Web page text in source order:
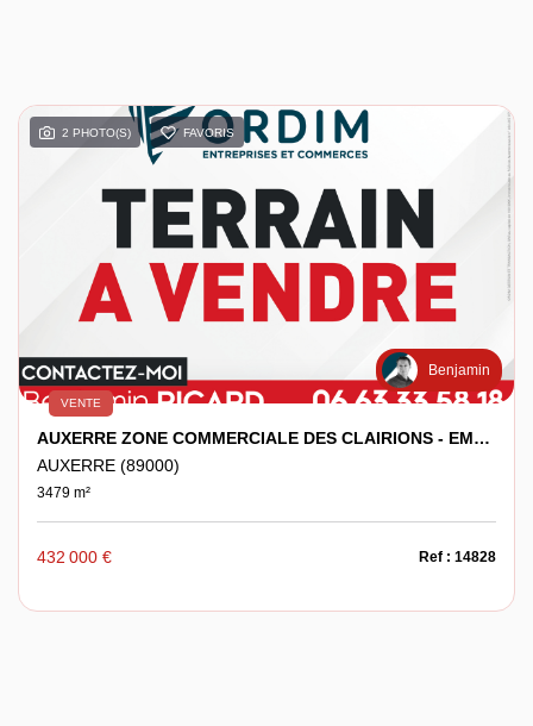
2 PHOTO(S) FAVORIS
Benjamin
VENTE
AUXERRE ZONE COMMERCIALE DES CLAIRIONS - EMPLACEMENT N°1 - TERRAIN COMMERCIAL DE 3479M²
AUXERRE (89000)
3479 m²
432 000 € Ref : 14828